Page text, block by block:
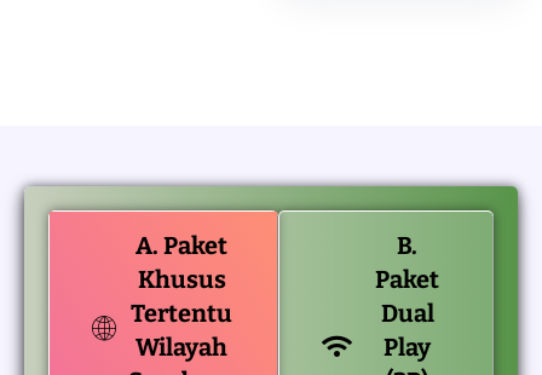
A. Paket
Khusus
Tertentu
Wilayah
B.
Paket
Dual
Play